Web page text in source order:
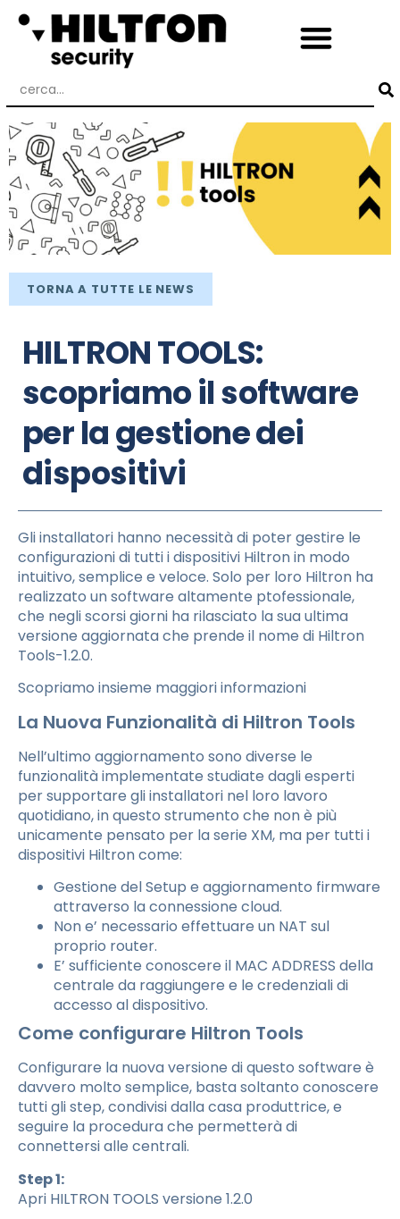
TORNA A TUTTE LE NEWS
HILTRON TOOLS:
scopriamo il software
per la gestione dei
dispositivi
Gli installatori hanno necessità di poter gestire le
configurazioni di tutti i dispositivi Hiltron in modo
intuitivo, semplice e veloce. Solo per loro Hiltron ha
realizzato un software altamente ptofessionale,
che negli scorsi giorni ha rilasciato la sua ultima
versione aggiornata che prende il nome di Hiltron
Tools-1.2.0.
Scopriamo insieme maggiori informazioni
La Nuova Funzionalità di Hiltron Tools
Nell’ultimo aggiornamento sono diverse le
funzionalità implementate studiate dagli esperti
per supportare gli installatori nel loro lavoro
quotidiano, in questo strumento che non è più
unicamente pensato per la serie XM, ma per tutti i
dispositivi Hiltron come:
Gestione del Setup e aggiornamento firmware
attraverso la connessione cloud.
Non e’ necessario effettuare un NAT sul
proprio router.
E’ sufficiente conoscere il MAC ADDRESS della
centrale da raggiungere e le credenziali di
accesso al dispositivo.
Come configurare Hiltron Tools
Configurare la nuova versione di questo software è
davvero molto semplice, basta soltanto conoscere
tutti gli step, condivisi dalla casa produttrice, e
seguire la procedura che permetterà di
connettersi alle centrali.
Step 1:
Apri HILTRON TOOLS versione 1.2.0